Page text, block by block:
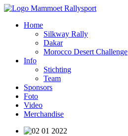
Home
Silkway Rally
Dakar
Morocco Desert Challenge
Info
Stichting
Team
Sponsors
Foto
Video
Merchandise